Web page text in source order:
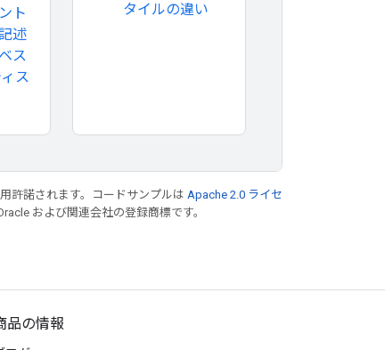
ト
述
ス
ス
タイルの違い
許諾されます。コードサンプルは Apache 2.0 ライセ
および関連会社の登録商標です。
品の情報